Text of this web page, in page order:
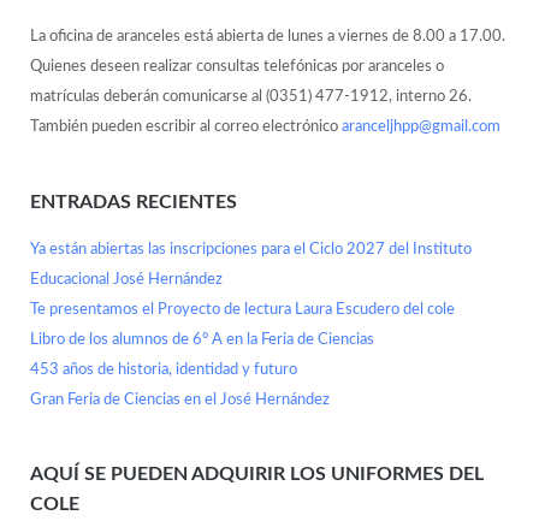
La oficina de aranceles está abierta de lunes a viernes de 8.00 a 17.00.
Quienes deseen realizar consultas telefónicas por aranceles o
matrículas deberán comunicarse al (0351) 477-1912, interno 26.
También pueden escribir al correo electrónico aranceljhpp@gmail.com
ENTRADAS RECIENTES
Ya están abiertas las inscripciones para el Ciclo 2027 del Instituto
Educacional José Hernández
Te presentamos el Proyecto de lectura Laura Escudero del cole
Libro de los alumnos de 6° A en la Feria de Ciencias
453 años de historia, identidad y futuro
Gran Feria de Ciencias en el José Hernández
AQUÍ SE PUEDEN ADQUIRIR LOS UNIFORMES DEL
COLE